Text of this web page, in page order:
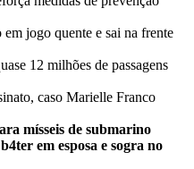
jogo quente e sai na frente
12 milhões de passagens
caso Marielle Franco
mísseis de submarino
em esposa e sogra no